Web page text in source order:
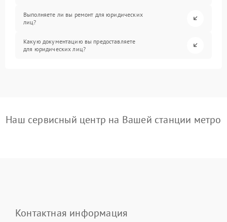
Выполняете ли вы ремонт для юридических
лиц?
Какую документацию вы предоставляете
для юридических лиц?
Наш сервисный центр на Вашей станции метро
Контактная информация